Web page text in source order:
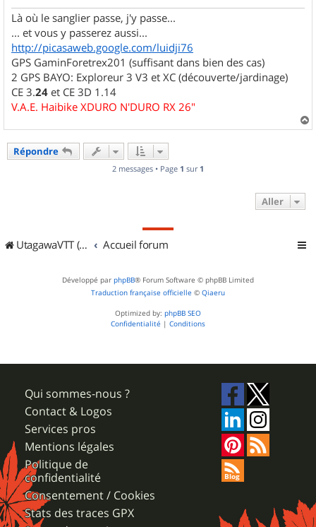
Là où le sanglier passe, j'y passe...
... et vous y passerez aussi...
http://picasaweb.google.com/luidji76
GPS GaminForetrex201 (suffisant dans bien des cas)
2 GPS BAYO: Exploreur 3 V3 et XC (découverte/jardinage)
CE 3.24 et CE 3D 1.14
V.A.E. Haibike XDURO N'DURO RX 26"
a
Répondre
2 messages • Page 1 sur 1
Aller
UtagawaVTT (Randos VTT et VTTAE avec traces GPS) Accueil forum
Développé par phpBB® Forum Software © phpBB Limited
Traduction française officielle © Qiaeru
Optimized by: phpBB SEO
Confidentialité | Conditions
Qui sommes-nous ?
Contact & Logos
Services pros
Mentions légales
Politique de
confidentialité
Consentement / Cookies
Stats des traces GPX